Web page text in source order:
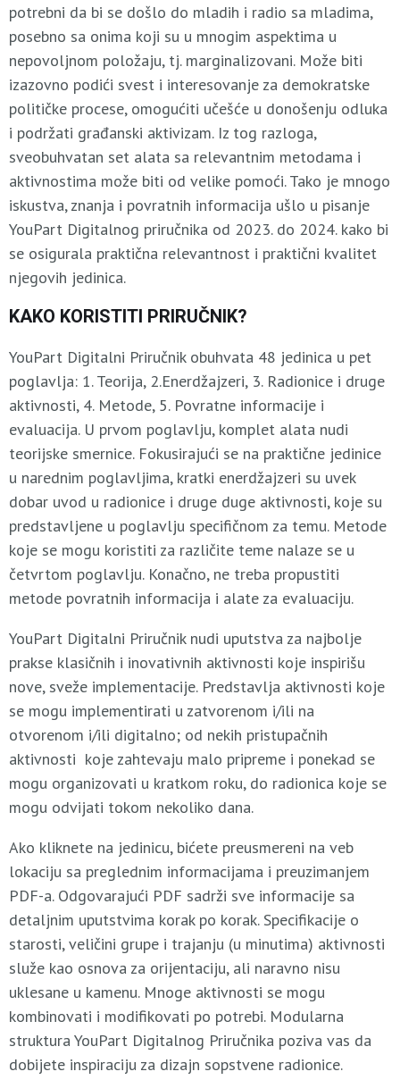
potrebni da bi se došlo do mladih i radio sa mladima,
posebno sa onima koji su u mnogim aspektima u
nepovoljnom položaju, tj. marginalizovani. Može biti
izazovno podići svest i interesovanje za demokratske
političke procese, omogućiti učešće u donošenju odluka
i podržati građanski aktivizam. Iz tog razloga,
sveobuhvatan set alata sa relevantnim metodama i
aktivnostima može biti od velike pomoći. Tako je mnogo
iskustva, znanja i povratnih informacija ušlo u pisanje
YouPart Digitalnog priručnika od 2023. do 2024. kako bi
se osigurala praktična relevantnost i praktični kvalitet
njegovih jedinica.
KAKO KORISTITI PRIRUČNIK?
YouPart Digitalni Priručnik obuhvata 48 jedinica u pet
poglavlja: ​​1. Teorija, 2.Enerdžajzeri, 3. Radionice i druge
aktivnosti, 4. Metode, 5. Povratne informacije i
evaluacija. U prvom poglavlju, komplet alata nudi
teorijske smernice. Fokusirajući se na praktične jedinice
u narednim poglavljima, kratki enerdžajzeri su uvek
dobar uvod u radionice i druge duge aktivnosti, koje su
predstavljene u poglavlju specifičnom za temu. Metode
koje se mogu koristiti za različite teme nalaze se u
četvrtom poglavlju. Konačno, ne treba propustiti
metode povratnih informacija i alate za evaluaciju.
YouPart Digitalni Priručnik nudi uputstva za najbolje
prakse klasičnih i inovativnih aktivnosti koje inspirišu
nove, sveže implementacije. Predstavlja aktivnosti koje
se mogu implementirati u zatvorenom i/ili na
otvorenom i/ili digitalno; od nekih pristupačnih
aktivnosti koje zahtevaju malo pripreme i ponekad se
mogu organizovati u kratkom roku, do radionica koje se
mogu odvijati tokom nekoliko dana.
Ako kliknete na jedinicu, bićete preusmereni na veb
lokaciju sa preglednim informacijama i preuzimanjem
PDF-a. Odgovarajući PDF sadrži sve informacije sa
detaljnim uputstvima korak po korak. Specifikacije o
starosti, veličini grupe i trajanju (u minutima) aktivnosti
služe kao osnova za orijentaciju, ali naravno nisu
uklesane u kamenu. Mnoge aktivnosti se mogu
kombinovati i modifikovati po potrebi. Modularna
struktura YouPart Digitalnog Priručnika poziva vas da
dobijete inspiraciju za dizajn sopstvene radionice.